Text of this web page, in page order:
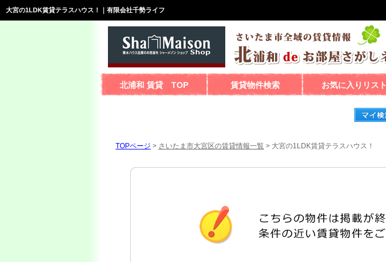
大宮の1LDK賃貸テラスハウス！｜有限会社千勢ライフ
北浦和 賃貸 TOP 賃貸物件検索 お気に入りリスト
TOPページ > さいたま市大宮区の賃貸情報一覧 > 大宮の1LDK賃貸テラスハウス！